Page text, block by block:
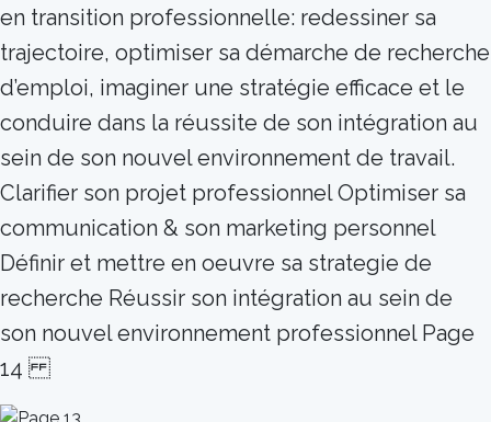
en transition professionnelle: redessiner sa
trajectoire, optimiser sa démarche de recherche
d’emploi, imaginer une stratégie efficace et le
conduire dans la réussite de son intégration au
sein de son nouvel environnement de travail.
Clarifier son projet professionnel Optimiser sa
communication & son marketing personnel
Définir et mettre en oeuvre sa strategie de
recherche Réussir son intégration au sein de
son nouvel environnement professionnel Page
14